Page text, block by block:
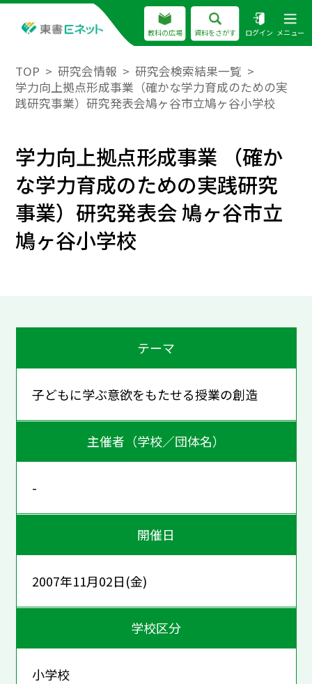
教科の広場 資料をさがす ログイン メニュー
TOP 研究会情報
研究会検索結果一覧
学力向上拠点形成事業（確かな学力育成のための実
践研究事業）研究発表会鳩ヶ谷市立鳩ヶ谷小学校
学力向上拠点形成事業 （確か
な学力育成のための実践研究
事業）研究発表会 鳩ヶ谷市立
鳩ヶ谷小学校
テーマ
子どもに学ぶ意欲をもたせる授業の創造
主催者（学校／団体名）
-
開催日
2007年11月02日(金)
学校区分
小学校